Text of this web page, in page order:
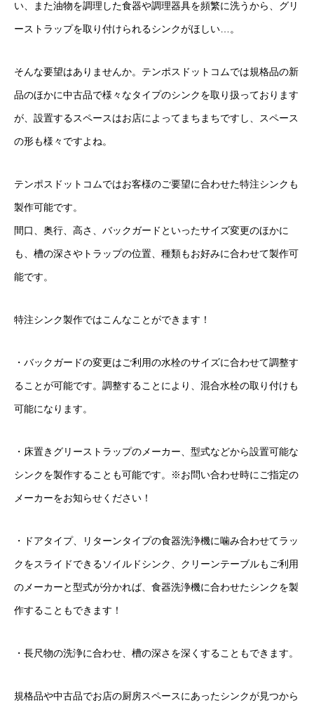
い、また油物を調理した食器や調理器具を頻繁に洗うから、グリ
ーストラップを取り付けられるシンクがほしい…。
そんな要望はありませんか。テンポスドットコムでは規格品の新
品のほかに中古品で様々なタイプのシンクを取り扱っております
が、設置するスペースはお店によってまちまちですし、スペース
の形も様々ですよね。
テンポスドットコムではお客様のご要望に合わせた特注シンクも
製作可能です。
間口、奥行、高さ、バックガードといったサイズ変更のほかに
も、槽の深さやトラップの位置、種類もお好みに合わせて製作可
能です。
特注シンク製作ではこんなことができます！
・バックガードの変更はご利用の水栓のサイズに合わせて調整す
ることが可能です。調整することにより、混合水栓の取り付けも
可能になります。
・床置きグリーストラップのメーカー、型式などから設置可能な
シンクを製作することも可能です。※お問い合わせ時にご指定の
メーカーをお知らせください！
・ドアタイプ、リターンタイプの食器洗浄機に噛み合わせてラッ
クをスライドできるソイルドシンク、クリーンテーブルもご利用
のメーカーと型式が分かれば、食器洗浄機に合わせたシンクを製
作することもできます！
・長尺物の洗浄に合わせ、槽の深さを深くすることもできます。
規格品や中古品でお店の厨房スペースにあったシンクが見つから